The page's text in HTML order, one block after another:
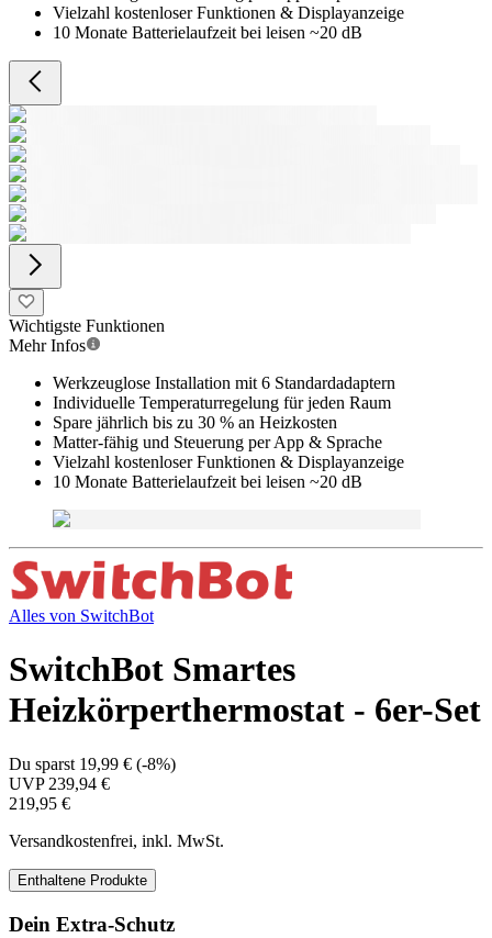
Vielzahl kostenloser Funktionen & Displayanzeige
10 Monate Batterielaufzeit bei leisen ~20 dB
Wichtigste Funktionen
Mehr Infos
Werkzeuglose Installation mit 6 Standardadaptern
Individuelle Temperaturregelung für jeden Raum
Spare jährlich bis zu 30 % an Heizkosten
Matter-fähig und Steuerung per App & Sprache
Vielzahl kostenloser Funktionen & Displayanzeige
10 Monate Batterielaufzeit bei leisen ~20 dB
Alles von SwitchBot
SwitchBot Smartes
Heizkörperthermostat - 6er-Set
Du sparst 19,99 € (-8%)
UVP 239,94 €
219,95 €
Versandkostenfrei, inkl. MwSt.
Enthaltene Produkte
Dein Extra-Schutz